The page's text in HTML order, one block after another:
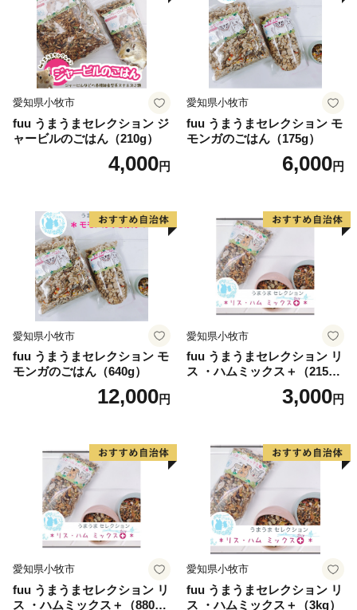
愛知県小牧市
fuu うまうまセレクション ジ
ャービルのごはん（210g）
4,000円
愛知県小牧市
fuu うまうまセレクション モ
モンガのごはん（175g）
6,000円
愛知県小牧市
fuu うまうまセレクション モ
モンガのごはん（640g）
12,000円
愛知県小牧市
fuu うまうまセレクション リ
ス ・ハムミックス＋（215
3,000円
愛知県小牧市
fuu うまうまセレクション リ
ス ・ハムミックス＋（880
愛知県小牧市
fuu うまうまセレクション リ
ス ・ハムミックス＋（3kg）